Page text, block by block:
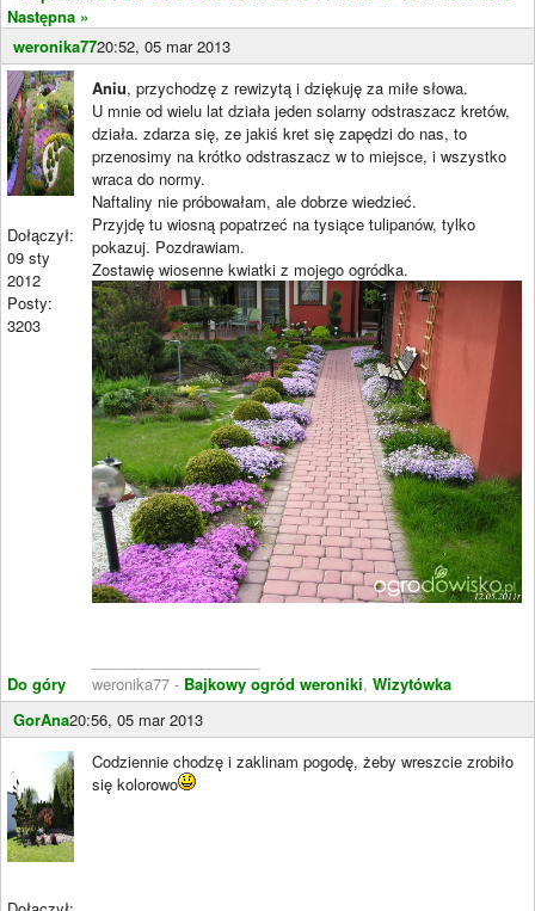
Następna »
weronika7720:52, 05 mar 2013
Dołączył:
09 sty
2012
Posty:
3203
Do góry
Aniu, przychodzę z rewizytą i dziękuję za miłe słowa.
U mnie od wielu lat działa jeden solarny odstraszacz kretów,
działa. zdarza się, ze jakiś kret się zapędzi do nas, to
przenosimy na krótko odstraszacz w to miejsce, i wszystko
wraca do normy.
Naftaliny nie próbowałam, ale dobrze wiedzieć.
Przyjdę tu wiosną popatrzeć na tysiące tulipanów, tylko
pokazuj. Pozdrawiam.
Zostawię wiosenne kwiatki z mojego ogródka.
weronika77 - Bajkowy ogród weroniki, Wizytówka
GorAna20:56, 05 mar 2013
Codziennie chodzę i zaklinam pogodę, żeby wreszcie zrobiło
się kolorowo